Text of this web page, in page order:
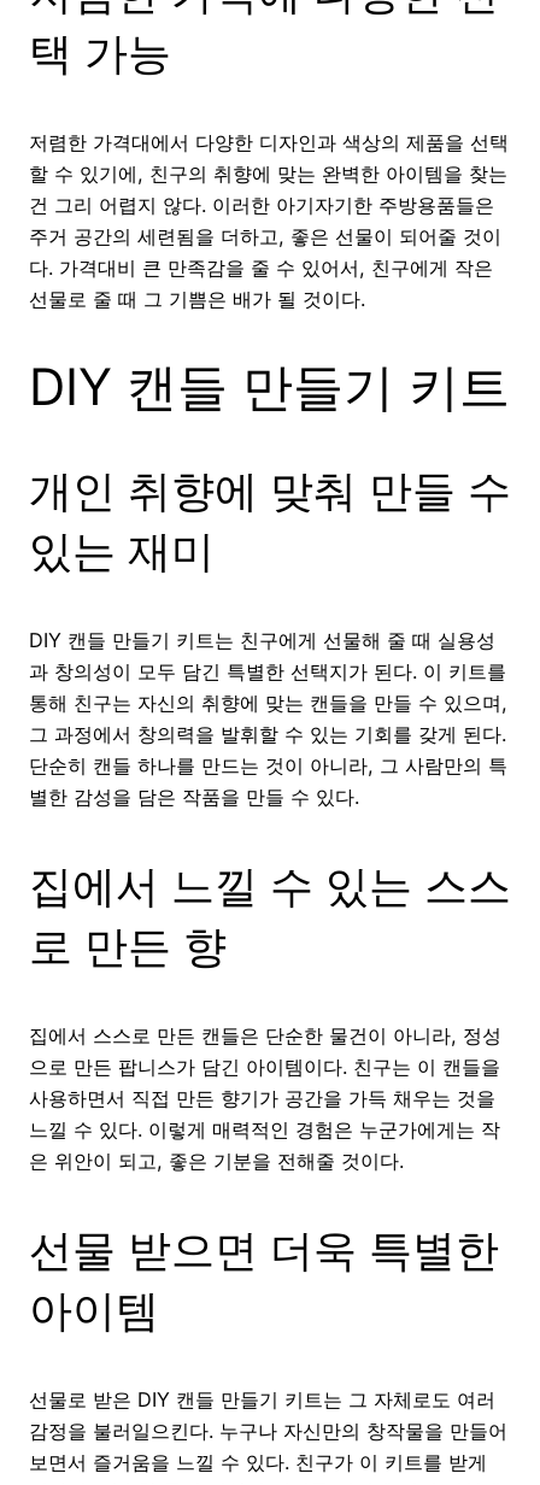
택 가능
저렴한 가격대에서 다양한 디자인과 색상의 제품을 선택
할 수 있기에, 친구의 취향에 맞는 완벽한 아이템을 찾는
건 그리 어렵지 않다. 이러한 아기자기한 주방용품들은
주거 공간의 세련됨을 더하고, 좋은 선물이 되어줄 것이
다. 가격대비 큰 만족감을 줄 수 있어서, 친구에게 작은
선물로 줄 때 그 기쁨은 배가 될 것이다.
DIY 캔들 만들기 키트
개인 취향에 맞춰 만들 수
있는 재미
DIY 캔들 만들기 키트는 친구에게 선물해 줄 때 실용성
과 창의성이 모두 담긴 특별한 선택지가 된다. 이 키트를
통해 친구는 자신의 취향에 맞는 캔들을 만들 수 있으며,
그 과정에서 창의력을 발휘할 수 있는 기회를 갖게 된다.
단순히 캔들 하나를 만드는 것이 아니라, 그 사람만의 특
별한 감성을 담은 작품을 만들 수 있다.
집에서 느낄 수 있는 스스
로 만든 향
집에서 스스로 만든 캔들은 단순한 물건이 아니라, 정성
으로 만든 팝니스가 담긴 아이템이다. 친구는 이 캔들을
사용하면서 직접 만든 향기가 공간을 가득 채우는 것을
느낄 수 있다. 이렇게 매력적인 경험은 누군가에게는 작
은 위안이 되고, 좋은 기분을 전해줄 것이다.
선물 받으면 더욱 특별한
아이템
선물로 받은 DIY 캔들 만들기 키트는 그 자체로도 여러
감정을 불러일으킨다. 누구나 자신만의 창작물을 만들어
보면서 즐거움을 느낄 수 있다. 친구가 이 키트를 받게